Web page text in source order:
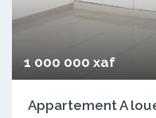
1 000 000 xaf
Appartement A